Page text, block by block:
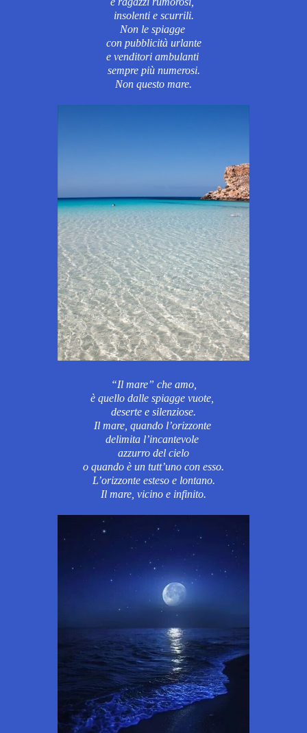
insolenti e scurrili.
Non le spiagge
con pubblicità urlante
e venditori ambulanti
sempre più numerosi.
Non questo mare.
“Il mare” che amo,
è quello dalle spiagge vuote,
deserte e silenziose.
Il mare, quando l’orizzonte
delimita l’incantevole
azzurro del cielo
o quando è un tutt’uno con esso.
L’orizzonte esteso e lontano.
Il mare, vicino e infinito.